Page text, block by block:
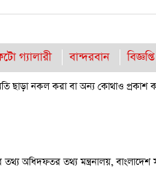
গ্যালারী বান্দরবান বিজ্ঞপ্তি
ছাড়া নকল করা বা অন্য কোথাও প্রকাশ
তথ্য অধিদফতর তথ্য মন্ত্রনালয়,